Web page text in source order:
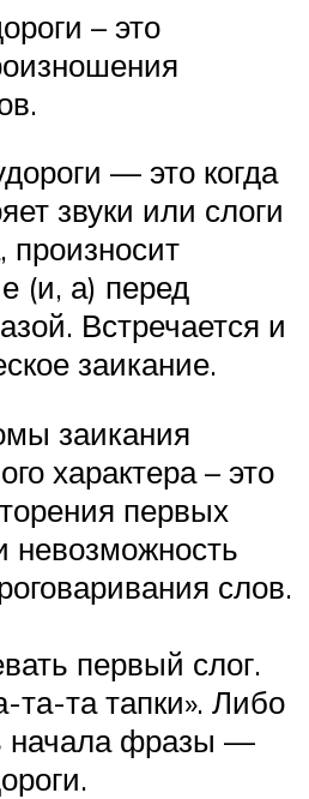
– это
— это когда
звуки или слоги
произносит
(и, а) перед
Встречается и
заикание.
заикания
характера – это
первых
невозможность
слов.
первый слог.
та-та тапки». Либо
начала фразы —